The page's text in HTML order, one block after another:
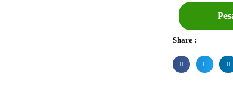
Share :